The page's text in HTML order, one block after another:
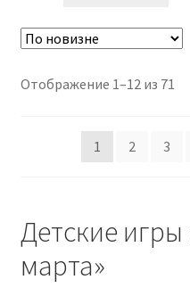
Отображение 1–12 из 71
1
2 3
Детские
марта»